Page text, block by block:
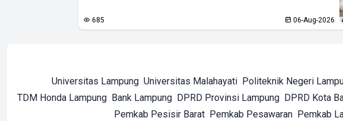
685 06-Aug-2026
Universitas Lampung Universitas Malahayati Politeknik Negeri
TDM Honda Lampung Bank Lampung DPRD Provinsi Lampung DPRD Kota
Pemkab Pesisir Barat Pemkab Pesawaran Pemkab